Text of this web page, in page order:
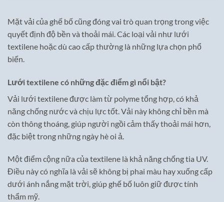
Mặt vải của ghế bố cũng đóng vai trò quan trọng trong việc
quyết định độ bền và thoải mái. Các loại vải như lưới
textilene hoặc dù cao cấp thường là những lựa chọn phổ
biến.
Lưới textilene có những đặc điểm gì nổi bật?
Vải lưới textilene được làm từ polyme tổng hợp, có khả
năng chống nước và chịu lực tốt. Vải này không chỉ bền mà
còn thông thoáng, giúp người ngồi cảm thấy thoải mái hơn,
đặc biệt trong những ngày hè oi ả.
Một điểm cộng nữa của textilene là khả năng chống tia UV.
Điều này có nghĩa là vải sẽ không bị phai màu hay xuống cấp
dưới ánh nắng mặt trời, giúp ghế bố luôn giữ được tính
thẩm mỹ.